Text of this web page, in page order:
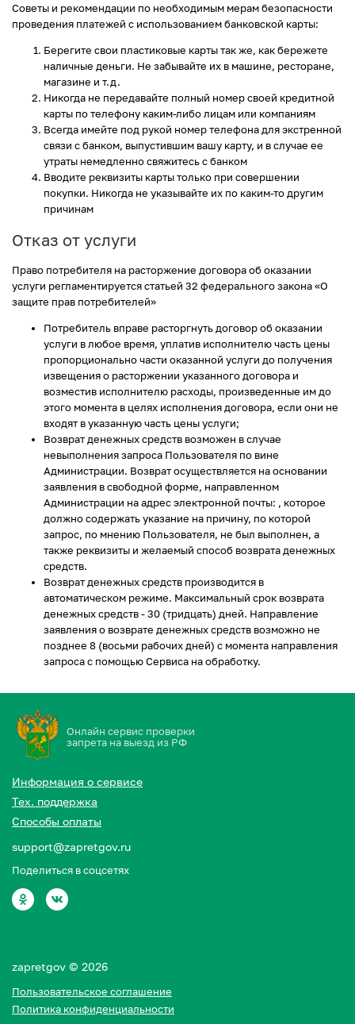
Советы и рекомендации по необходимым мерам безопасности
проведения платежей с использованием банковской карты:
Берегите свои пластиковые карты так же, как бережете
наличные деньги. Не забывайте их в машине, ресторане,
магазине и т.д.
Никогда не передавайте полный номер своей кредитной
карты по телефону каким-либо лицам или компаниям
Всегда имейте под рукой номер телефона для экстренной
связи с банком, выпустившим вашу карту, и в случае ее
утраты немедленно свяжитесь с банком
Вводите реквизиты карты только при совершении
покупки. Никогда не указывайте их по каким-то другим
причинам
Отказ от услуги
Право потребителя на расторжение договора об оказании
услуги регламентируется статьей 32 федерального закона «О
защите прав потребителей»
Потребитель вправе расторгнуть договор об оказании
услуги в любое время, уплатив исполнителю часть цены
пропорционально части оказанной услуги до получения
извещения о расторжении указанного договора и
возместив исполнителю расходы, произведенные им до
этого момента в целях исполнения договора, если они не
входят в указанную часть цены услуги;
Возврат денежных средств возможен в случае
невыполнения запроса Пользователя по вине
Администрации. Возврат осуществляется на основании
заявления в свободной форме, направленном
Администрации на адрес электронной почты: , которое
должно содержать указание на причину, по которой
запрос, по мнению Пользователя, не был выполнен, а
также реквизиты и желаемый способ возврата денежных
средств.
Возврат денежных средств производится в
автоматическом режиме. Максимальный срок возврата
денежных средств - 30 (тридцать) дней. Направление
заявления о возврате денежных средств возможно не
позднее 8 (восьми рабочих дней) с момента направления
запроса с помощью Сервиса на обработку.
Онлайн сервис проверки
запрета на выезд из РФ
Информация о сервисе
Тех. поддержка
Способы оплаты
support@zapretgov.ru
Поделиться в соцсетях
zapretgov © 2026
Пользовательское соглашение
Политика конфиденциальности